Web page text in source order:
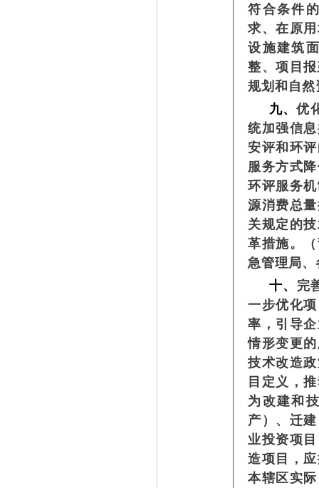
符合条件
求、在原
设施建筑
整、项目
规划和自
九、优
统加强信
安评和环
服务方式
环评服务
源消费总
关规定的
革措施。
急管理局
十、 完
一步优化
率，引导
情形变更
技术改造
目定义，
为改建和
产）、迁
业投资项
造项目，
本辖区实